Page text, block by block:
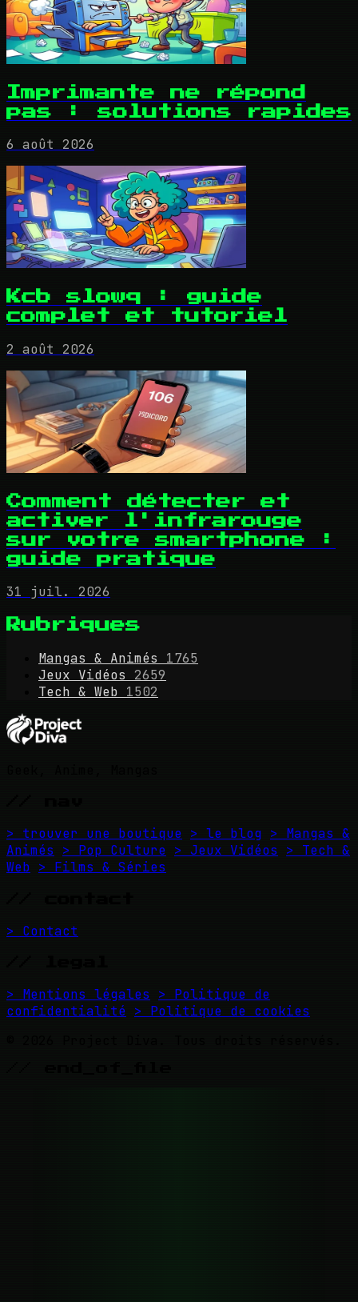
Imprimante ne répond
pas : solutions rapides
6 août 2026
Kcb slowq : guide
complet et tutoriel
2 août 2026
Comment détecter et
activer l'infrarouge
sur votre smartphone :
guide pratique
31 juil. 2026
Rubriques
Mangas & Animés
1765
Jeux Vidéos
2659
Tech & Web 1502
> trouver une boutique > le blog > Mangas &
Animés
> Pop Culture > Jeux Vidéos
> Tech &
Web > Films & Séries
> Contact
> Mentions légales
> Politique de
confidentialité > Politique de cookies